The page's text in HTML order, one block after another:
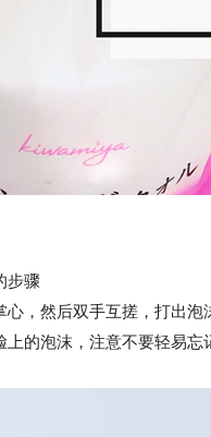
步骤
心，然后双手互搓，打出
的泡沫，注意不要轻易